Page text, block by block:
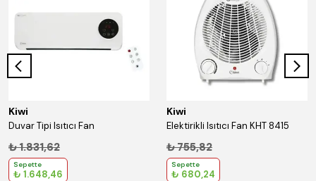
Kiwi
Duvar Tipi Isıtıcı Fan
₺ 1.831,62
Sepette
₺ 1.648,46
Kiwi
Elektirikli Isıtıcı Fan KHT 8415
₺ 755,82
Sepette
₺ 680,24